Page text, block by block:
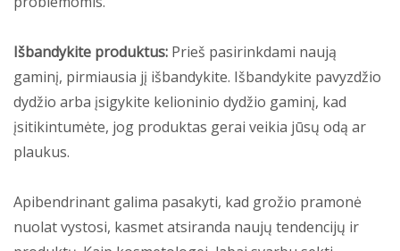
Išbandykite produktus: Prieš pasirinkdami naują
gaminį, pirmiausia jį išbandykite. Išbandykite pavyzdžio
dydžio arba įsigykite kelioninio dydžio gaminį, kad
įsitikintumėte, jog produktas gerai veikia jūsų odą ar
plaukus.
Apibendrinant galima pasakyti, kad grožio pramonė
nuolat vystosi, kasmet atsiranda naujų tendencijų ir